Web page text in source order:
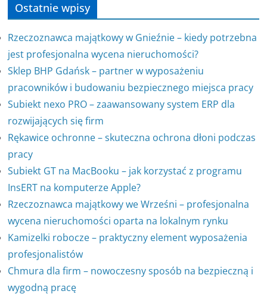
Ostatnie wpisy
Rzeczoznawca majątkowy w Gnieźnie – kiedy potrzebna
jest profesjonalna wycena nieruchomości?
Sklep BHP Gdańsk – partner w wyposażeniu
pracowników i budowaniu bezpiecznego miejsca pracy
Subiekt nexo PRO – zaawansowany system ERP dla
rozwijających się firm
Rękawice ochronne – skuteczna ochrona dłoni podczas
pracy
Subiekt GT na MacBooku – jak korzystać z programu
InsERT na komputerze Apple?
Rzeczoznawca majątkowy we Wrześni – profesjonalna
wycena nieruchomości oparta na lokalnym rynku
Kamizelki robocze – praktyczny element wyposażenia
profesjonalistów
Chmura dla firm – nowoczesny sposób na bezpieczną i
wygodną pracę